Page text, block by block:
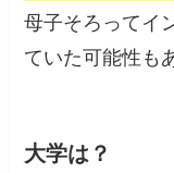
母子そろってイ
ていた可能性も
大学は？